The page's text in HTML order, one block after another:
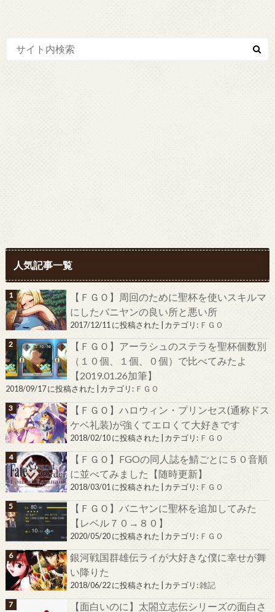
人気記事一覧
【ＦＧＯ】周回のために聖杯を使いスキルマ
にしたバニヤンの良い所と悪い所
2017/12/11 に投稿された カテゴリ: ＦＧＯ
【ＦＧＯ】アーラシュのステラを聖杯個数別
（１０個、１個、０個）で比べてみたよ
【2019.01.26加筆】
2018/09/17 に投稿された カテゴリ: ＦＧＯ
【ＦＧＯ】ハロウィン・プリンセス(通称ドス
ケベ礼装)が強くてエロくて大好きです
2018/02/10 に投稿された カテゴリ: ＦＧＯ
【ＦＧＯ】FGOの同人誌を鯖ごとに５０音順
に並べてみました【随時更新】
2018/03/01 に投稿された カテゴリ: ＦＧＯ
【ＦＧＯ】バニヤンに聖杯を追加してみた
【レベル７０→８０】
2020/05/20 に投稿された カテゴリ: ＦＧＯ
銀河戦国群雄伝ライが大好きな僕に幸せが舞
い降りた
2018/06/22 に投稿された カテゴリ:雑記
【面白いのに】太閤立志伝シリーズの面白さ